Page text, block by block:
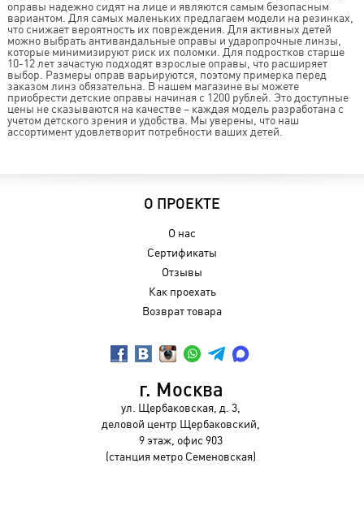
оправы надежно сидят на лице и являются самым безопасным
вариантом. Для самых маленьких предлагаем модели на резинках,
что снижает вероятность их повреждения. Для активных детей
можно выбрать антивандальные оправы и ударопрочные линзы,
которые минимизируют риск их поломки. Для подростков старше
10-12 лет зачастую подходят взрослые оправы, что расширяет
выбор. Размеры оправ варьируются, поэтому примерка перед
заказом линз обязательна. В нашем магазине вы можете
приобрести детские оправы начиная с 1200 рублей. Это доступные
цены не сказываются на качестве – каждая модель разработана с
учетом детского зрения и удобства. Мы уверены, что наш
ассортимент удовлетворит потребности ваших детей.
О ПРОЕКТЕ
О нас
Сертификаты
Отзывы
Как проехать
Возврат товара
г. Москва
ул. Щербаковская, д. 3,
деловой центр Щербаковский,
9 этаж, офис 903
(станция метро Семеновская)